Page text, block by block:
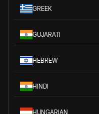
GREEK
GUJARATI
HEBREW
HINDI
HUNGARIAN